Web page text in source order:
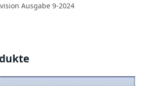
Ausgabe 9-2024